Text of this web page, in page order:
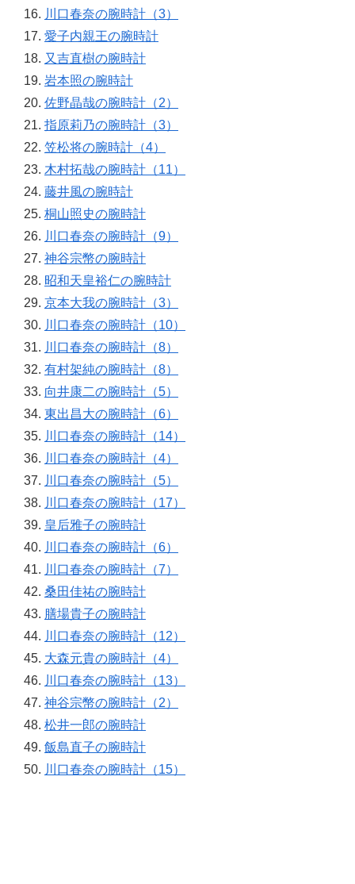
川口春奈の腕時計（3）
愛子内親王の腕時計
又吉直樹の腕時計
岩本照の腕時計
佐野晶哉の腕時計（2）
指原莉乃の腕時計（3）
笠松将の腕時計（4）
木村拓哉の腕時計（11）
藤井風の腕時計
桐山照史の腕時計
川口春奈の腕時計（9）
神谷宗幣の腕時計
昭和天皇裕仁の腕時計
京本大我の腕時計（3）
川口春奈の腕時計（10）
川口春奈の腕時計（8）
有村架純の腕時計（8）
向井康二の腕時計（5）
東出昌大の腕時計（6）
川口春奈の腕時計（14）
川口春奈の腕時計（4）
川口春奈の腕時計（5）
川口春奈の腕時計（17）
皇后雅子の腕時計
川口春奈の腕時計（6）
川口春奈の腕時計（7）
桑田佳祐の腕時計
膳場貴子の腕時計
川口春奈の腕時計（12）
大森元貴の腕時計（4）
川口春奈の腕時計（13）
神谷宗幣の腕時計（2）
松井一郎の腕時計
飯島直子の腕時計
川口春奈の腕時計（15）